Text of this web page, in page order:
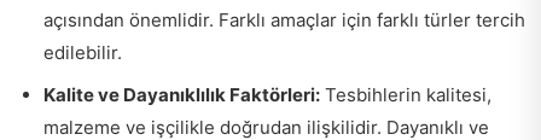
açısından önemlidir. Farklı amaçlar için farklı türler tercih
edilebilir.
Kalite ve Dayanıklılık Faktörleri: Tesbihlerin kalitesi,
malzeme ve işçilikle doğrudan ilişkilidir. Dayanıklı ve